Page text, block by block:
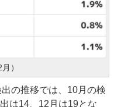
）
の推移では、10月の検
は14、12月は19とな